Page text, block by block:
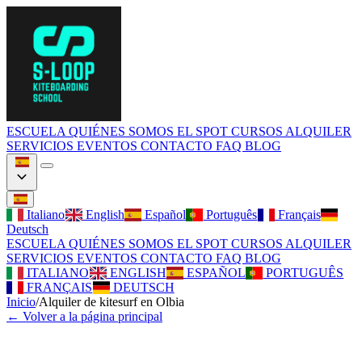
ESCUELA QUIÉNES SOMOS EL SPOT CURSOS ALQUILER
SERVICIOS EVENTOS CONTACTO FAQ BLOG
Italiano English Español Português
Français
Deutsch
ESCUELA QUIÉNES SOMOS EL SPOT CURSOS ALQUILER
SERVICIOS EVENTOS CONTACTO FAQ BLOG
ITALIANO
ENGLISH ESPAÑOL
PORTUGUÊS
FRANÇAIS
DEUTSCH
Inicio/Alquiler de kitesurf en Olbia
← Volver a la página principal